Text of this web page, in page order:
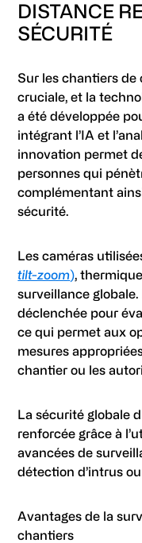
DISTANCE
SÉCURITÉ
Sur les chantiers
cruciale, et la
a été développée
intégrant l’IA et
innovation permet
personnes qui
complémentant
sécurité.
Les caméras
tilt-zoom),
surveillance globale.
déclenchée pour
ce qui permet aux
mesures
chantier ou les
La sécurité globale
renforcée grâce à
avancées de
détection d’intrus
Avantages de la
chantiers